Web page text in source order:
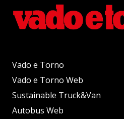
Vado e Torno
Vado e Torno Web
Sustainable Truck&Van
Autobus Web